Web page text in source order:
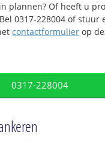
plannen? Of heeft u
0317-228004 of stuur
contactformulier op
0317-228004